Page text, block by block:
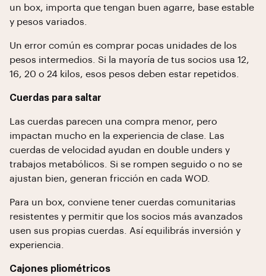
un box, importa que tengan buen agarre, base estable
y pesos variados.
Un error común es comprar pocas unidades de los
pesos intermedios. Si la mayoría de tus socios usa 12,
16, 20 o 24 kilos, esos pesos deben estar repetidos.
Cuerdas para saltar
Las cuerdas parecen una compra menor, pero
impactan mucho en la experiencia de clase. Las
cuerdas de velocidad ayudan en double unders y
trabajos metabólicos. Si se rompen seguido o no se
ajustan bien, generan fricción en cada WOD.
Para un box, conviene tener cuerdas comunitarias
resistentes y permitir que los socios más avanzados
usen sus propias cuerdas. Así equilibrás inversión y
experiencia.
Cajones pliométricos